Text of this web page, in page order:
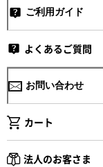
ご利用ガイド
よくあるご質問
お問い合わせ
カート
法人のお客さま